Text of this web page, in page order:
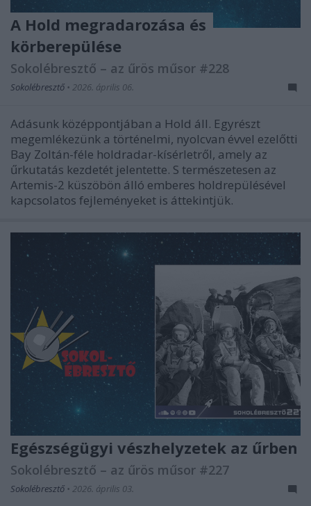
A Hold megradarozása és
körberepülése
Sokolébresztő – az űrös műsor #228
Sokolébresztő • 2026. április 06.
Adásunk középpontjában a Hold áll. Egyrészt
megemlékezünk a történelmi, nyolcvan évvel ezelőtti
Bay Zoltán-féle holdradar-kísérletről, amely az
űrkutatás kezdetét jelentette. S természetesen az
Artemis-2 küszöbön álló emberes holdrepülésével
kapcsolatos fejleményeket is áttekintjük.
Egészségügyi vészhelyzetek az űrben
Sokolébresztő – az űrös műsor #227
Sokolébresztő • 2026. április 03.